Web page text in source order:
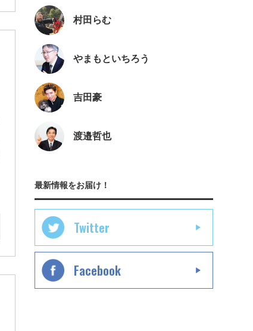
村田らむ
やまもといちろう
吉田豪
渡邉哲也
最新情報をお届け！
Twitter
Facebook